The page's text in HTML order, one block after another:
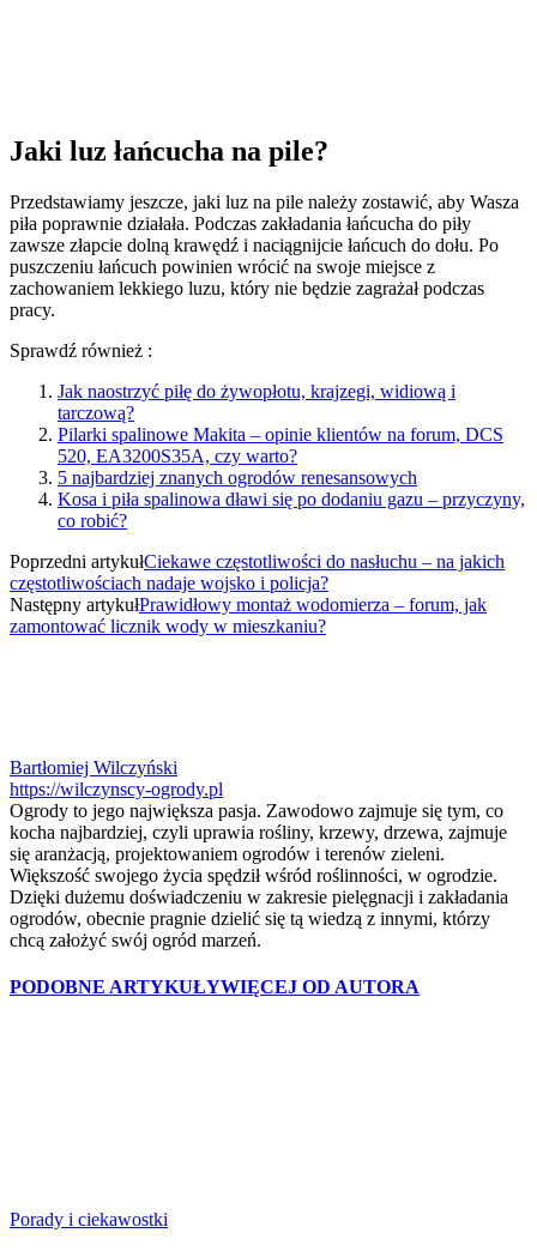
Jaki luz łańcucha na pile?
Przedstawiamy jeszcze, jaki luz na pile należy zostawić, aby Wasza
piła poprawnie działała. Podczas zakładania łańcucha do piły
zawsze złapcie dolną krawędź i naciągnijcie łańcuch do dołu. Po
puszczeniu łańcuch powinien wrócić na swoje miejsce z
zachowaniem lekkiego luzu, który nie będzie zagrażał podczas
pracy.
Sprawdź również :
Jak naostrzyć piłę do żywopłotu, krajzegi, widiową i
tarczową?
Pilarki spalinowe Makita – opinie klientów na forum, DCS
520, EA3200S35A, czy warto?
5 najbardziej znanych ogrodów renesansowych
Kosa i piła spalinowa dławi się po dodaniu gazu – przyczyny,
co robić?
Poprzedni artykułCiekawe częstotliwości do nasłuchu – na jakich
częstotliwościach nadaje wojsko i policja?
Następny artykułPrawidłowy montaż wodomierza – forum, jak
zamontować licznik wody w mieszkaniu?
Bartłomiej Wilczyński
https://wilczynscy-ogrody.pl
Ogrody to jego największa pasja. Zawodowo zajmuje się tym, co
kocha najbardziej, czyli uprawia rośliny, krzewy, drzewa, zajmuje
się aranżacją, projektowaniem ogrodów i terenów zieleni.
Większość swojego życia spędził wśród roślinności, w ogrodzie.
Dzięki dużemu doświadczeniu w zakresie pielęgnacji i zakładania
ogrodów, obecnie pragnie dzielić się tą wiedzą z innymi, którzy
chcą założyć swój ogród marzeń.
PODOBNE ARTYKUŁYWIĘCEJ OD AUTORA
Porady i ciekawostki